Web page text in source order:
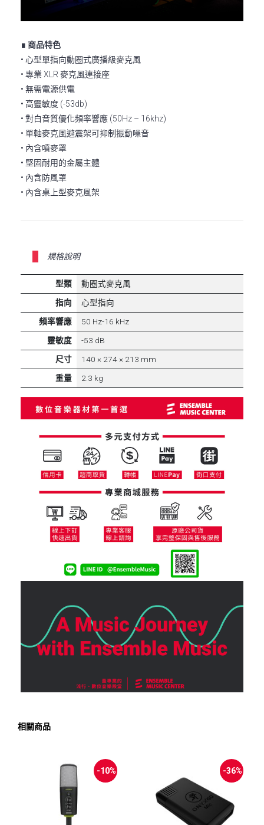
∎ 商品特色
• 心型單指向動圈式廣播級麥克風
• 專業 XLR 麥克風連接座
• 無需電源供電
• 高靈敏度 (-53db)
• 對白音質優化頻率響應 (50Hz – 16khz)
• 單軸麥克風避震架可抑制振動噪音
• 內含噴麥罩
• 堅固耐用的金屬主體
• 內含防風罩
• 內含桌上型麥克風架
規格說明
型類
動圈式麥克風
指向
心型指向
頻率響應
50 Hz-16 kHz
靈敏度
-53 dB
尺寸
140 × 274 × 213 mm
重量
2.3 kg
相關商品
-10% -36%